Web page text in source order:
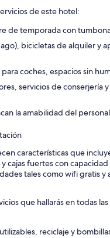
de este hotel:
de temporada con
bicicletas de alquiler y
coches, espacios sin
servicios de conserjería
la amabilidad del personal
características que
cajas fuertes con
tales como wifi gratis y
que hallarás en todas
reciclaje y